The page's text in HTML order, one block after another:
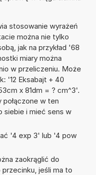
stosowanie wyrażeń
można nie tylko
jak na przykład '68
miary można
w przeliczeniu. Może
'12 Eksabajt + 40
x 81dm = ? cm^3'.
w ten
siebie i mieć sens w
'4 exp 3' lub '4 pow
zaokrąglić do
jeśli ma to